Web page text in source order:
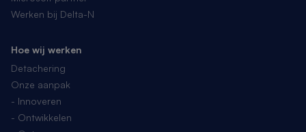
Werken bij Delta-N
Hoe wij werken
Detachering
Onze aanpak
- Innoveren
- Ontwikkelen